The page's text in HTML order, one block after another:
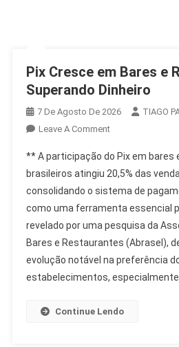
Pix Cresce em Bares e
Superando Dinheiro
7 De Agosto De 2026
TIAGO
Leave A CommentOn
Cresce
Em
Bares
E
Restaurantes,
Superando
Dinheiro
** A participação do Pix em bares
brasileiros atingiu 20,5% das
consolidando o sistema de
como uma ferramenta essencial
revelado por uma pesquisa da
Bares e Restaurantes (Abrasel),
evolução notável na preferência
estabelecimentos, especialmente
Continue Lendo